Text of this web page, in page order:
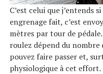
C’est celui que j’entends
engrenage fait, c’est
mètres par tour de
roulez dépend du
pouvez faire passer et,
physiologique à cet effort.